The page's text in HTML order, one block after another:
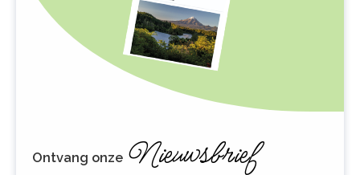
Ontvang onze Nieuwsbrief